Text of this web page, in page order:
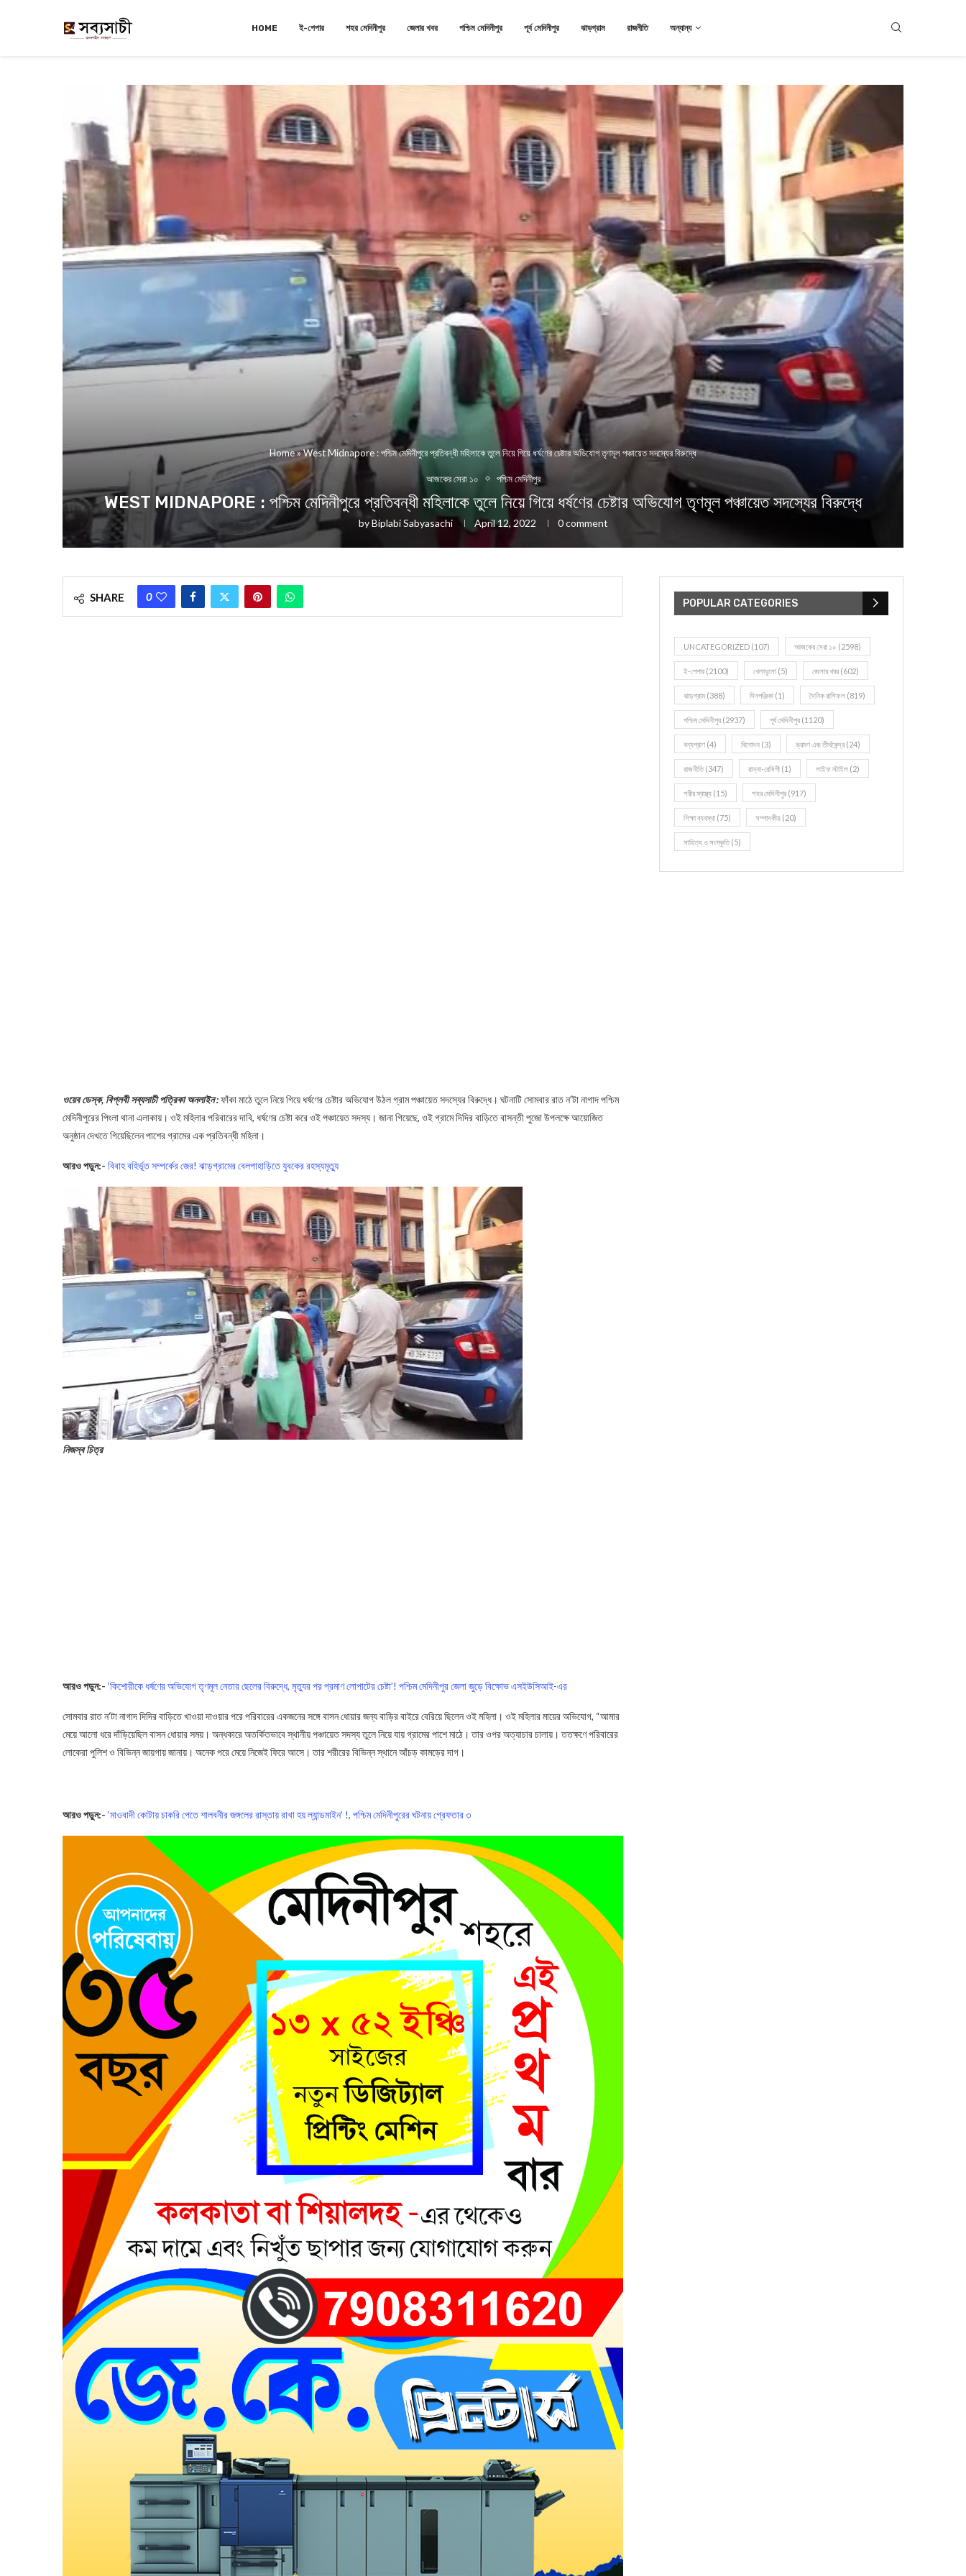
HOME ই-পেপার শহর মেদিনীপুর জেলার খবর পশ্চিম মেদিনীপুর পূর্ব মেদিনীপুর ঝাড়গ্রাম রাজনীতি অন্যান্য
Home»West Midnapore : পশ্চিম মেদিনীপুরে প্রতিবন্ধী মহিলাকে তুলে নিয়ে গিয়ে ধর্ষণের চেষ্টার অভিযোগ তৃণমূল পঞ্চায়েত সদস্যের বিরুদ্ধে
আজকের সেরা ১০ পশ্চিম মেদিনীপুর
WEST MIDNAPORE : পশ্চিম মেদিনীপুরে প্রতিবন্ধী মহিলাকে তুলে নিয়ে গিয়ে ধর্ষণের চেষ্টার অভিযোগ তৃণমূল পঞ্চায়েত সদস্যের বিরুদ্ধে
byBiplabi Sabyasachi April 12, 2022 0 comment
SHARE 0
ওয়েব ডেস্ক, বিপ্লবী সব্যসাচী পত্রিকা অনলাইন :ফাঁকা মাঠে তুলে নিয়ে গিয়ে ধর্ষণের চেষ্টার অভিযোগ উঠল গ্রাম পঞ্চায়েত সদস্যের বিরুদ্ধে। ঘটনাটি সোমবার রাত ন’টা নাগাদ পশ্চিম
মেদিনীপুরের পিংলা থানা এলাকায়। ওই মহিলার পরিবারের দাবি, ধর্ষণের চেষ্টা করে ওই পঞ্চায়েত সদস্য। জানা গিয়েছে, ওই গ্রামে দিদির বাড়িতে বাসন্তী পুজো উপলক্ষে আয়োজিত
অনুষ্ঠান দেখতে গিয়েছিলেন পাশের গ্রামের এক প্রতিবন্ধী মহিলা।
আরও পড়ুন:- বিবাহ বহির্ভূত সম্পর্কের জের! ঝাড়গ্রামের বেলপাহাড়িতে যুবকের রহস্যমৃত্যু
নিজস্ব চিত্র
আরও পড়ুন:- ‘কিশোরীকে ধর্ষণের অভিযোগ তৃণমূল নেতার ছেলের বিরুদ্ধে, মৃত্যুর পর প্রমাণ লোপাটের চেষ্টা’! পশ্চিম মেদিনীপুর জেলা জুড়ে বিক্ষোভ এসইউসিআই-এর
সোমবার রাত ন’টা নাগাদ দিদির বাড়িতে খাওয়া দাওয়ার পরে পরিবারের একজনের সঙ্গে বাসন ধোয়ার জন্য বাড়ির বাইরে বেরিয়ে ছিলেন ওই মহিলা। ওই মহিলার মায়ের অভিযোগ, “আমার
মেয়ে আলো ধরে দাঁড়িয়েছিল বাসন ধোয়ার সময়। অন্ধকারে অতর্কিতভাবে স্থানীয় পঞ্চায়েত সদস্য তুলে নিয়ে যায় গ্রামের পাশে মাঠে। তার ওপর অত্যাচার চালায়। ততক্ষণে পরিবারের
লোকেরা পুলিশ ও বিভিন্ন জায়গায় জানায়। অনেক পরে মেয়ে নিজেই ফিরে আসে। তার শরীরের বিভিন্ন স্থানে আঁচড় কামড়ের দাগ।
আরও পড়ুন:- ‘মাওবাদী কোটায় চাকরি পেতে শালবনীর জঙ্গলের রাস্তায় রাখা হয় ল্যান্ডমাইন’ !, পশ্চিম মেদিনীপুরের ঘটনায় গ্রেফতার ৩
POPULAR CATEGORIES
UNCATEGORIZED (107) আজকের সেরা ১০ (2598)
ই-পেপার (2100) খেলাধূলো (5) জেলার খবর (602)
ঝাড়গ্রাম (388) দিনপঞ্জিকা (1) দৈনিক রাশিফল (819)
পশ্চিম মেদিনীপুর (2937) পূর্ব মেদিনীপুর (1120)
বন্যপ্রাণ (4) বিনোদন (3) ভ্রমণ এবং তীর্থকেন্দ্র (24)
রাজনীতি(347) রান্না-রেসিপী (1) লাইফ স্টাইল (2)
শরীর স্বাস্থ্য (15) শহর মেদিনীপুর (917)
শিক্ষা ব্যবস্থা (75) সম্পাদকীয় (20)
সাহিত্য ও সংস্কৃতি(5)